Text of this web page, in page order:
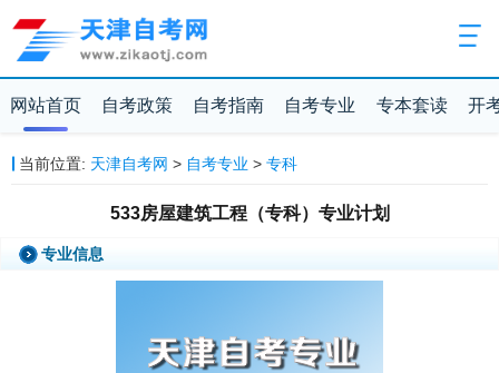
网站首页 自考政策 自考指南 自考专业 专本套读 开
当前位置: 天津自考网 > 自考专业 > 专科
533房屋建筑工程（专科）专业计划
专业信息